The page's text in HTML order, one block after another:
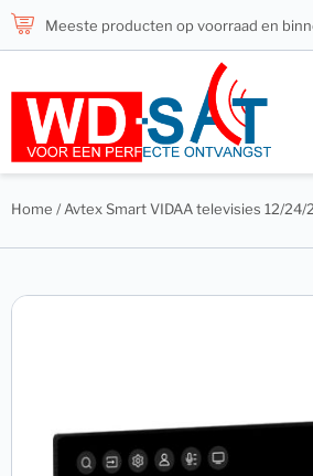
Meeste producten op voorraad en
Home / Avtex Smart VIDAA televisies 12/